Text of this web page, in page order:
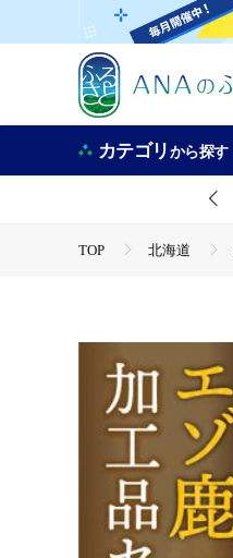
カテゴリから探す
TOP 北海道